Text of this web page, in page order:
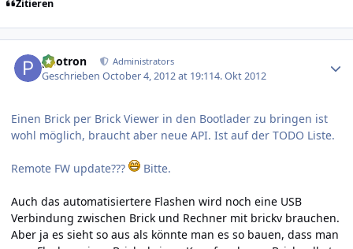
Zitieren
photron Administrators
GeschriebenOctober 4, 2012 at 19:114. Okt 2012
Einen Brick per Brick Viewer in den Bootlader zu bringen ist
wohl möglich, braucht aber neue API. Ist auf der TODO Liste.
Remote FW update??? Bitte.
Auch das automatisiertere Flashen wird noch eine USB
Verbindung zwischen Brick und Rechner mit brickv brauchen.
Aber ja es sieht so aus als könnte man es so bauen, dass man